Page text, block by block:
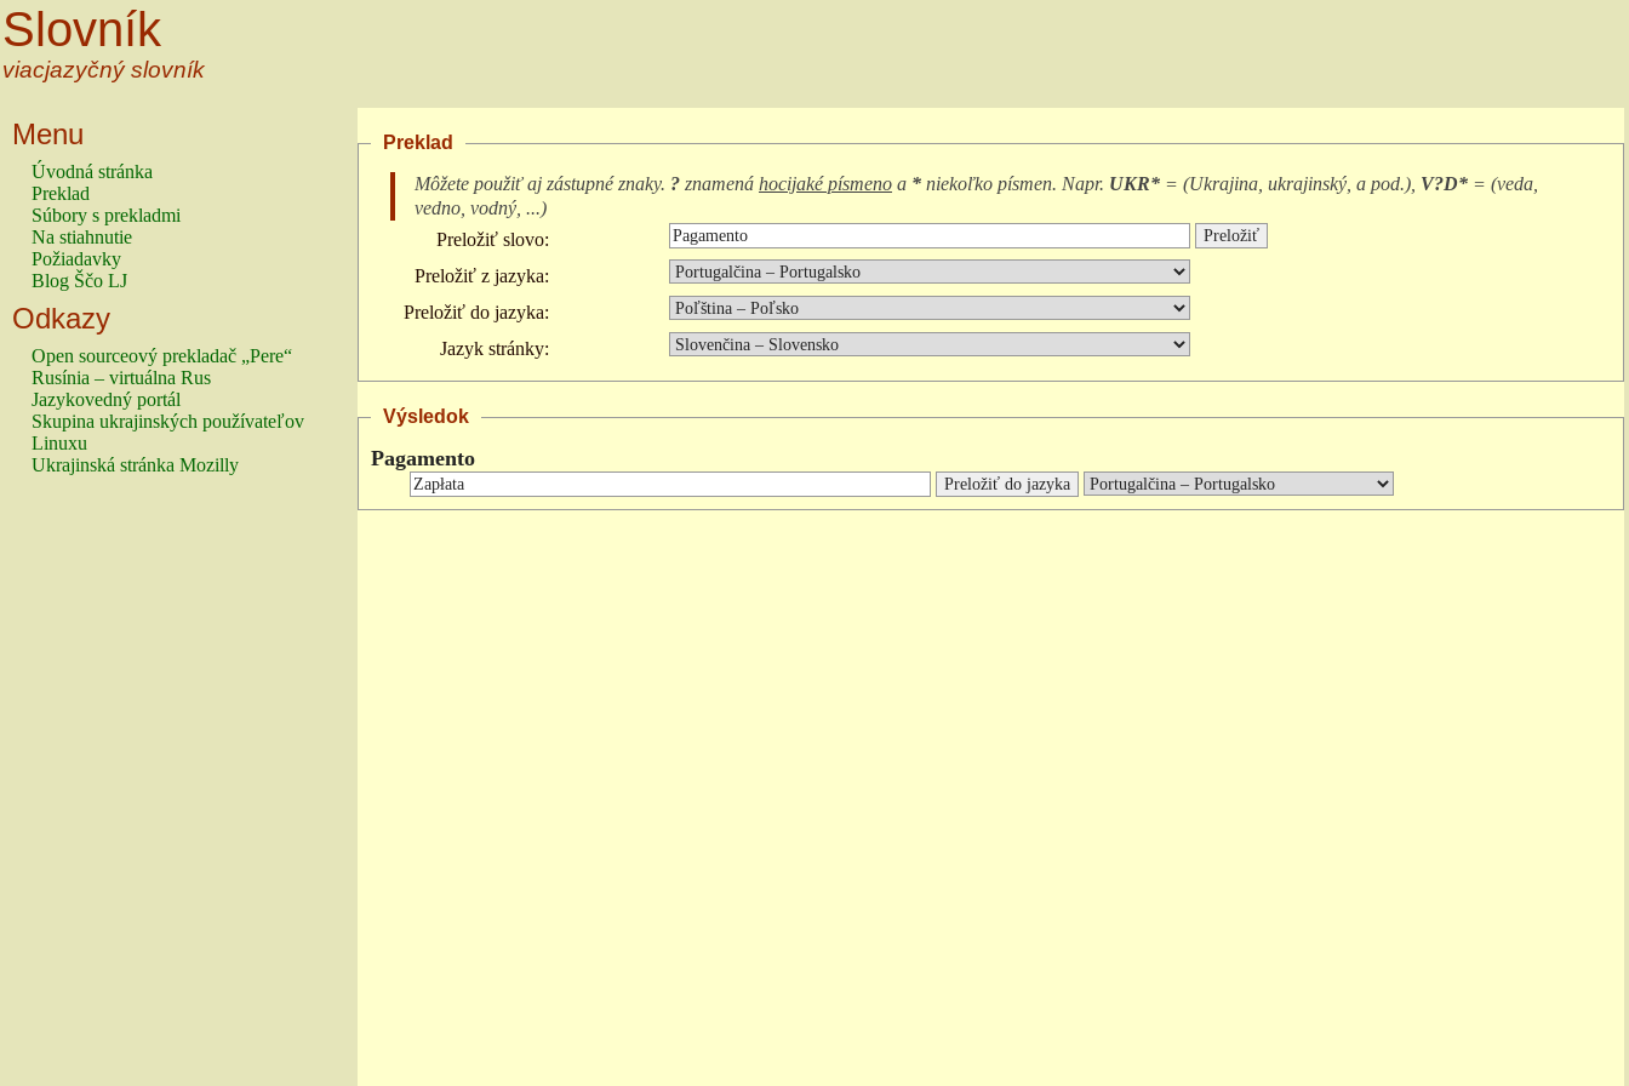
Slovník
viacjazyčný slovník
Menu
Úvodná stránka
Preklad
Súbory s prekladmi
Na stiahnutie
Požiadavky
Blog Ščo LJ
Odkazy
Open sourceový prekladač „Pere“
Rusínia – virtuálna Rus
Jazykovedný portál
Skupina ukrajinských používateľov
Linuxu
Ukrajinská stránka Mozilly
Preklad
Môžete použiť aj zástupné znaky. ? znamená hocijaké písmeno a * niekoľko písmen. Napr. UKR* = (Ukrajina, ukrajinský, a pod.), V?D* = (veda,
vedno, vodný, ...)
Preložiť slovo:
Preložiť z jazyka:
Preložiť do jazyka:
Jazyk stránky:
Výsledok
Pagamento